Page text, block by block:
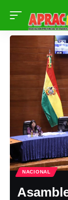
NACIONAL